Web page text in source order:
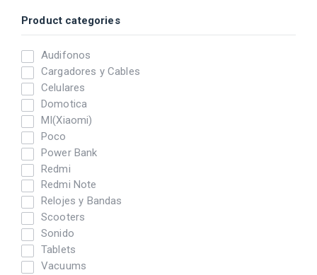
Product categories
Audifonos
Cargadores y Cables
Celulares
Domotica
MI(Xiaomi)
Poco
Power Bank
Redmi
Redmi Note
Relojes y Bandas
Scooters
Sonido
Tablets
Vacuums